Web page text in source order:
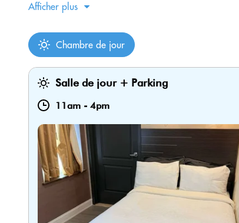
Afficher plus
Chambre de jour
Salle de jour + Parking
11am - 4pm